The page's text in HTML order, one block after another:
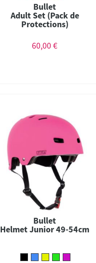
Bullet
Adult Set (Pack de
Protections)
60,00 €
Bullet
Helmet Junior 49-54cm